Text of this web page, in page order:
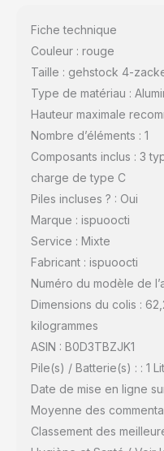
Fiche technique
Couleur : rouge
Taille : gehstock 4-
Type de matériau :
Hauteur maximale
Nombre d’éléments : 1
Composants inclus : 3
charge de type C
Piles incluses ? : Oui
Marque : ispuoocti
Service : Mixte
Fabricant : ispuoocti
Numéro du modèle de
Dimensions du colis :
kilogrammes
ASIN : B0D3TBZJK1
Pile(s) / Batterie(s) : : 1
Date de mise en ligne
Moyenne des
Classement des